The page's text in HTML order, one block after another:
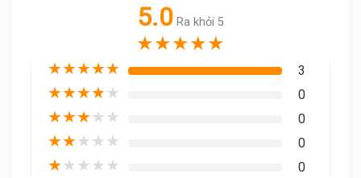
5.0 Ra khỏi 5
★★★★★
★★★★★ 3
★★★★★ 0
★★★★★ 0
★★★★★ 0
★★★★★ 0